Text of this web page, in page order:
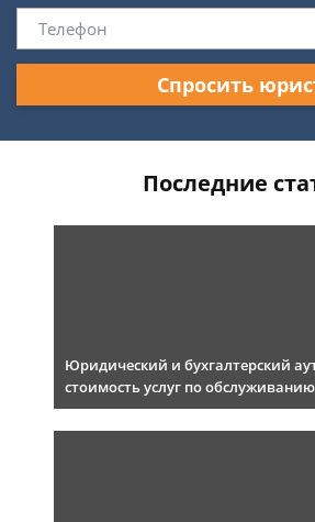
Спросить
Последние
Юридический и бухгалтерский
стоимость услуг по